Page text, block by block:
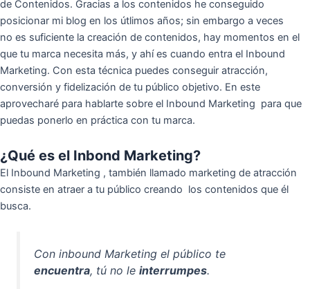
de Contenidos. Gracias a los contenidos he conseguido
posicionar mi blog en los útlimos años; sin embargo a veces
no es suficiente la creación de contenidos, hay momentos en el
que tu marca necesita más, y ahí es cuando entra el Inbound
Marketing. Con esta técnica puedes conseguir atracción,
conversión y fidelización de tu público objetivo. En este
aprovecharé para hablarte sobre el Inbound Marketing para que
puedas ponerlo en práctica con tu marca.
¿Qué es el Inbond Marketing?
El Inbound Marketing , también llamado marketing de atracción
consiste en atraer a tu público creando los contenidos que él
busca.
Con inbound Marketing el público te
encuentra, tú no leinterrumpes.